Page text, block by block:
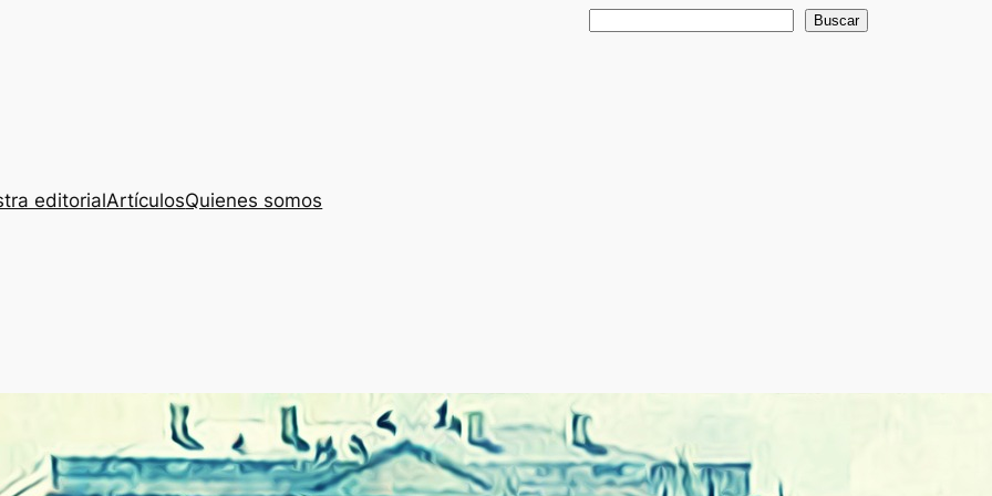
Buscar
editorialArtículosQuienes somos